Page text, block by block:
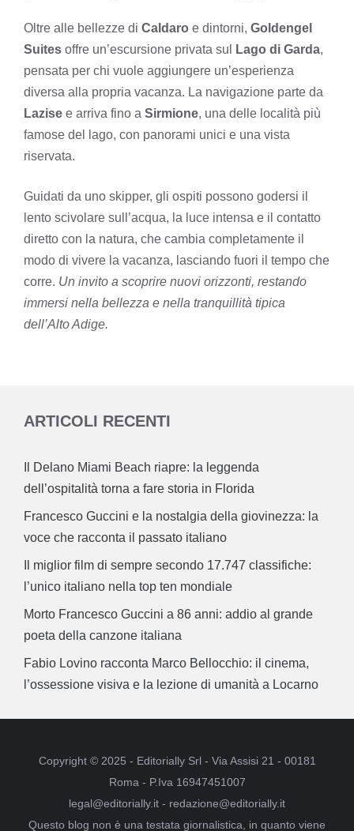
Oltre alle bellezze di Caldaro e dintorni, Goldengel
Suites offre un’escursione privata sul Lago di Garda,
pensata per chi vuole aggiungere un’esperienza
diversa alla propria vacanza. La navigazione parte da
Lazise e arriva fino a Sirmione, una delle località più
famose del lago, con panorami unici e una vista
riservata.
Guidati da uno skipper, gli ospiti possono godersi il
lento scivolare sull’acqua, la luce intensa e il contatto
diretto con la natura, che cambia completamente il
modo di vivere la vacanza, lasciando fuori il tempo che
corre. Un invito a scoprire nuovi orizzonti, restando
immersi nella bellezza e nella tranquillità tipica
dell’Alto Adige.
ARTICOLI RECENTI
Il Delano Miami Beach riapre: la leggenda
dell’ospitalità torna a fare storia in Florida
Francesco Guccini e la nostalgia della giovinezza: la
voce che racconta il passato italiano
Il miglior film di sempre secondo 17.747 classifiche:
l’unico italiano nella top ten mondiale
Morto Francesco Guccini a 86 anni: addio al grande
poeta della canzone italiana
Fabio Lovino racconta Marco Bellocchio: il cinema,
l’ossessione visiva e la lezione di umanità a Locarno
Copyright © 2025 - Editorially Srl - Via Assisi 21 - 00181
Roma - P.Iva 16947451007
legal@editorially.it - redazione@editorially.it
Questo blog non è una testata giornalistica, in quanto viene